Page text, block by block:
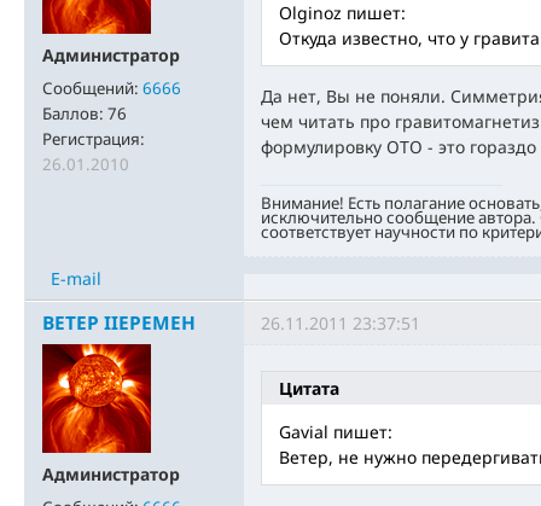
Администратор
Сообщений: 6666
Баллов: 76
Регистрация:
26.01.2010
Olginoz пишет:
Откуда известно, что у
Да нет, Вы не поняли.
чем читать про
формулировку ОТО - это
Внимание! Есть полагание
исключительно сообщение
соответствует научности по
E-mail
BETEP IIEPEMEH
Администратор
26.11.2011 23:37:51
Цитата
Gavial пишет:
Ветер, не нужно